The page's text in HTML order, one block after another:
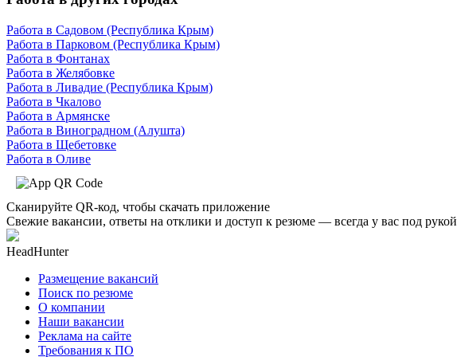
Работа в Садовом (Республика Крым)
Работа в Парковом (Республика Крым)
Работа в Фонтанах
Работа в Желябовке
Работа в Ливадие (Республика Крым)
Работа в Чкалово
Работа в Армянске
Работа в Виноградном (Алушта)
Работа в Щебетовке
Работа в Оливе
Сканируйте QR-код, чтобы скачать приложение
Свежие вакансии, ответы на отклики и доступ к резюме — всегда у вас под рукой
HeadHunter
Размещение вакансий
Поиск по резюме
О компании
Наши вакансии
Реклама на сайте
Требования к ПО